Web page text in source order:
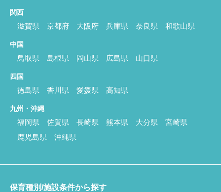
関西
滋賀県 京都府 大阪府 兵庫県 奈良県 和歌山県
中国
鳥取県 島根県 岡山県 広島県 山口県
四国
徳島県 香川県 愛媛県 高知県
九州・沖縄
福岡県 佐賀県 長崎県 熊本県 大分県
宮崎県
鹿児島県
沖縄県
保育種別/施設条件から探す